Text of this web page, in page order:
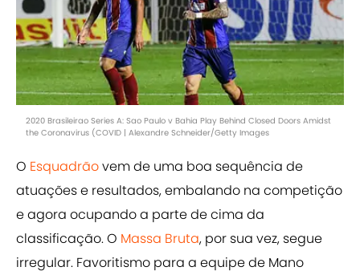
2020 Brasileirao Series A: Sao Paulo v Bahia Play Behind Closed Doors Amidst
the Coronavirus (COVID | Alexandre Schneider/Getty Images
O Esquadrãovem de uma boa sequência de
atuações e resultados, embalando na competição
e agora ocupando a parte de cima da
classificação. O Massa Bruta, por sua vez, segue
irregular. Favoritismo para a equipe de Mano